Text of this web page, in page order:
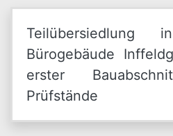
Bürogebäude
erster
Prüfstände